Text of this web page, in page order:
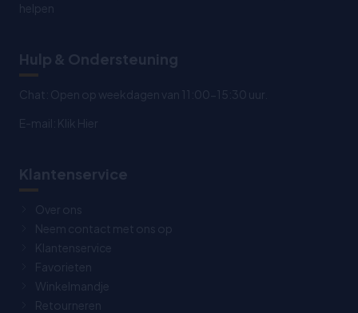
helpen
Hulp & Ondersteuning
Chat: Open op weekdagen van 11:00-15:30 uur.
E-mail: Klik Hier
Klantenservice
Over ons
Neem contact met ons op
Klantenservice
Favorieten
Winkelmandje
Retourneren